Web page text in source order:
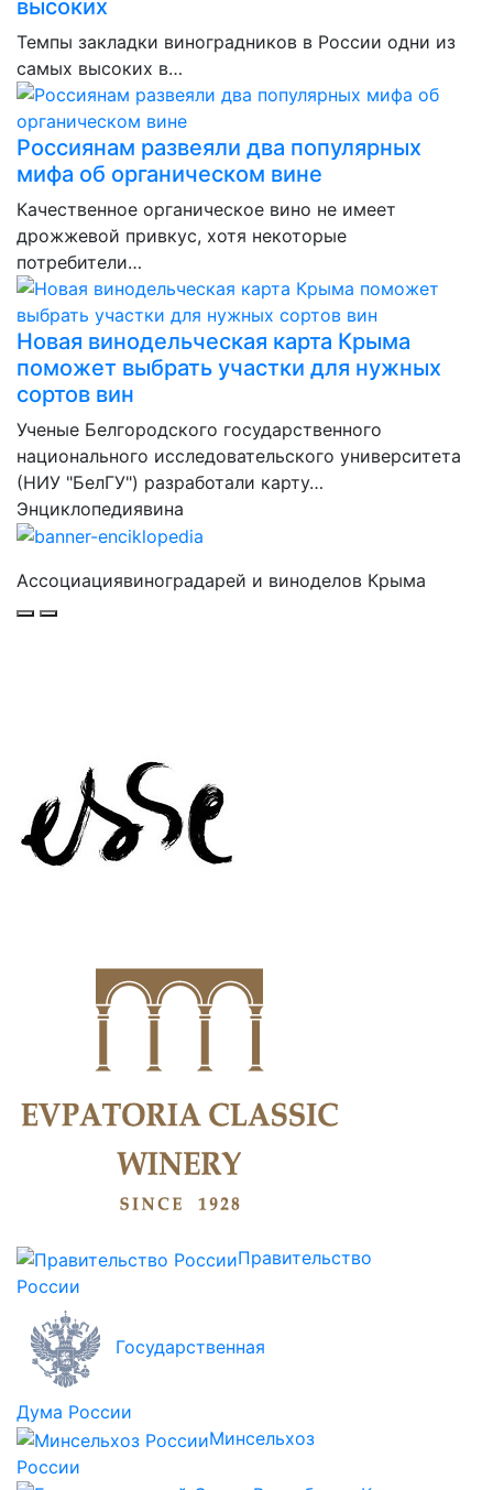
высоких
Темпы закладки виноградников в России одни из
самых высоких в…
Россиянам развеяли два популярных
мифа об органическом вине
Качественное органическое вино не имеет
дрожжевой привкус, хотя некоторые
потребители…
Новая винодельческая карта Крыма
поможет выбрать участки для нужных
сортов вин
Ученые Белгородского государственного
национального исследовательского университета
(НИУ "БелГУ") разработали карту…
Энциклопедиявина
Ассоциациявиноградарей и виноделов Крыма
Правительство
России
Государственная
Дума России
Минсельхоз
России